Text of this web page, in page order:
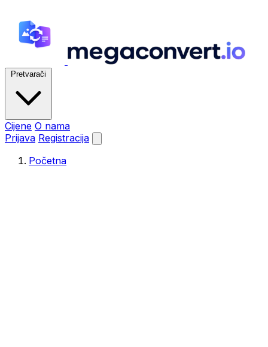
Pretvarači
Cijene O nama
Prijava Registracija
Početna